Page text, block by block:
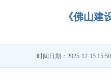
《佛山建
时间日期：2025-12-15